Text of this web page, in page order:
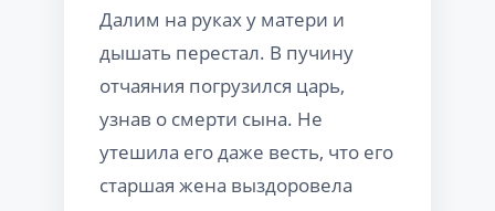
Далим на руках у матери и
дышать перестал. В пучину
отчаяния погрузился царь,
узнав о смерти сына. Не
утешила его даже весть, что его
старшая жена выздоровела